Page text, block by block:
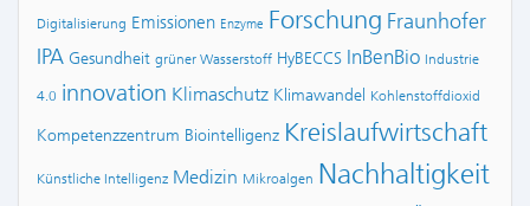
Digitalisierung Emissionen Enzyme Forschung Fraunhofer
IPA Gesundheit grüner Wasserstoff HyBECCS InBenBio Industrie
4.0 innovation Klimaschutz Klimawandel Kohlenstoffdioxid
Kompetenzzentrum Biointelligenz Kreislaufwirtschaft
Künstliche Intelligenz Medizin Mikroalgen Nachhaltigkeit